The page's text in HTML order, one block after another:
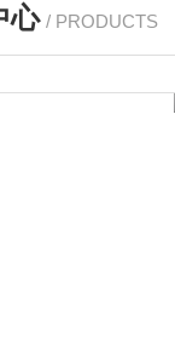
心 / PRODUCTS